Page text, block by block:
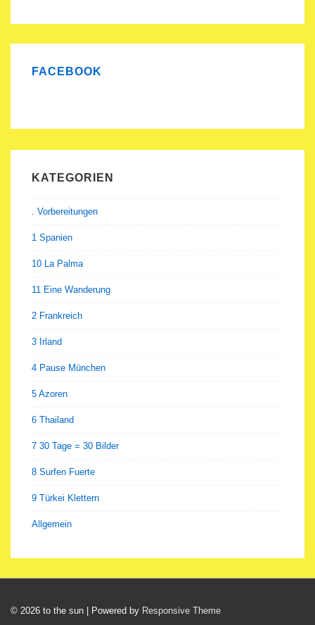
FACEBOOK
KATEGORIEN
. Vorbereitungen
1 Spanien
10 La Palma
11 Eine Wanderung
2 Frankreich
3 Irland
4 Pause München
5 Azoren
6 Thailand
7 30 Tage = 30 Bilder
8 Surfen Fuerte
9 Türkei Klettern
Allgemein
© 2026 to the sun | Powered by Responsive Theme